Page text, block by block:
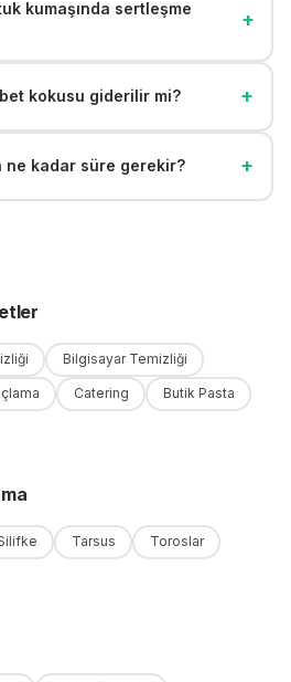
kumaşında sertleşme
+
kokusu giderilir mi? +
ne kadar süre gerekir? +
Bilgisayar Temizliği
Catering Butik Pasta
Tarsus Toroslar